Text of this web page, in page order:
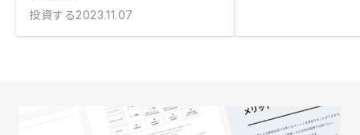
投資する2023.11.07